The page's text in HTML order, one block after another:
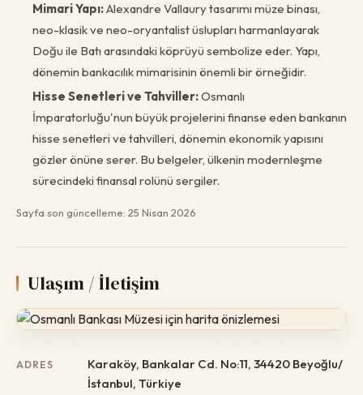
Mimari Yapı:Alexandre Vallaury tasarımı müze binası,
neo-klasik ve neo-oryantalist üslupları harmanlayarak
Doğu ile Batı arasındaki köprüyü sembolize eder. Yapı,
dönemin bankacılık mimarisinin önemli bir örneğidir.
Hisse Senetleri ve Tahviller:Osmanlı
İmparatorluğu'nun büyük projelerini finanse eden bankanın
hisse senetleri ve tahvilleri, dönemin ekonomik yapısını
gözler önüne serer. Bu belgeler, ülkenin modernleşme
sürecindeki finansal rolünü sergiler.
Sayfa son güncelleme: 25 Nisan 2026
Ulaşım / İletişim
ADRES
Karaköy, Bankalar Cd. No:11, 34420 Beyoğlu/
İstanbul, Türkiye